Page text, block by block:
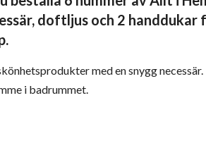
doftljus och 2 handdukar
med en snygg necessär.
i badrummet.